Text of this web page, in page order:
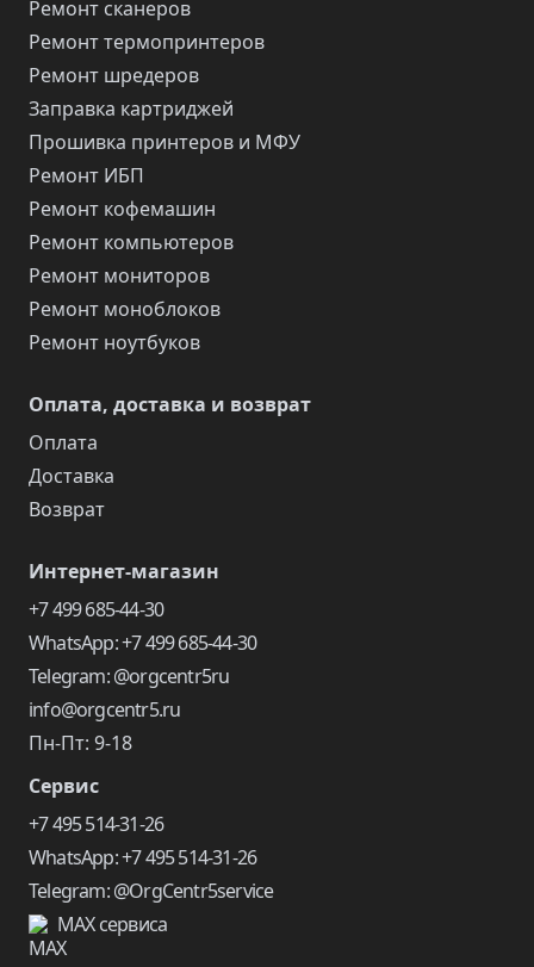
Ремонт сканеров
Ремонт термопринтеров
Ремонт шредеров
Заправка картриджей
Прошивка принтеров и МФУ
Ремонт ИБП
Ремонт кофемашин
Ремонт компьютеров
Ремонт мониторов
Ремонт моноблоков
Ремонт ноутбуков
Оплата, доставка и возврат
Оплата
Доставка
Возврат
Интернет-магазин
+7 499 685-44-30
WhatsApp: +7 499 685-44-30
Telegram: @orgcentr5ru
info@orgcentr5.ru
Пн-Пт: 9-18
Сервис
+7 495 514-31-26
WhatsApp: +7 495 514-31-26
Telegram: @OrgCentr5service
MAX сервиса